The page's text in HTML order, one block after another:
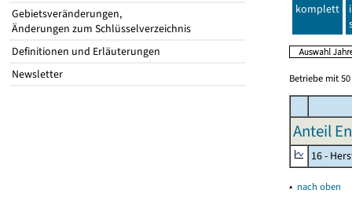
Gebietsveränderungen,
Änderungen zum Schlüsselverzeichnis
Definitionen und Erläuterungen
Newsletter
komplett
Betriebe mit
Anteil
16 -
▴ nach oben